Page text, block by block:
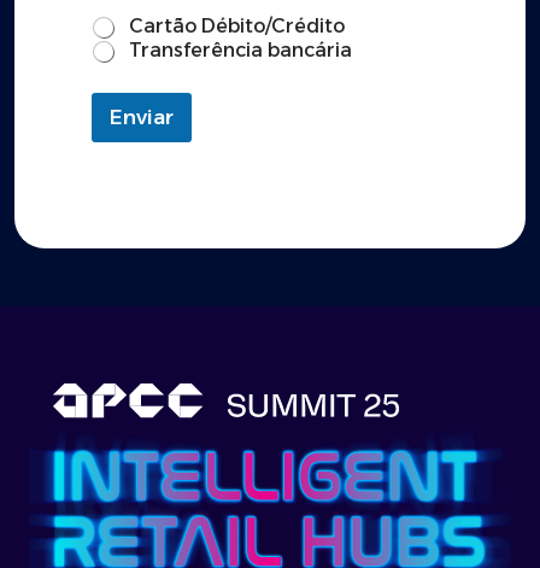
Cartão Débito/Crédito
Transferência bancária
Enviar